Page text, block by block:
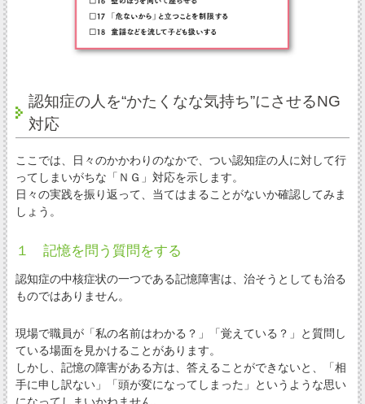
認知症の人を“かたくなな気持ち”にさせるNG
対応
ここでは、日々のかかわりのなかで、つい認知症の人に対して行
ってしまいがちな「ＮＧ」対応を示します。
日々の実践を振り返って、当てはまることがないか確認してみま
しょう。
１ 記憶を問う質問をする
認知症の中核症状の一つである記憶障害は、治そうとしても治る
ものではありません。
現場で職員が「私の名前はわかる？」「覚えている？」と質問し
ている場面を見かけることがあります。
しかし、記憶の障害がある方は、答えることができないと、「相
手に申し訳ない」「頭が変になってしまった」というような思い